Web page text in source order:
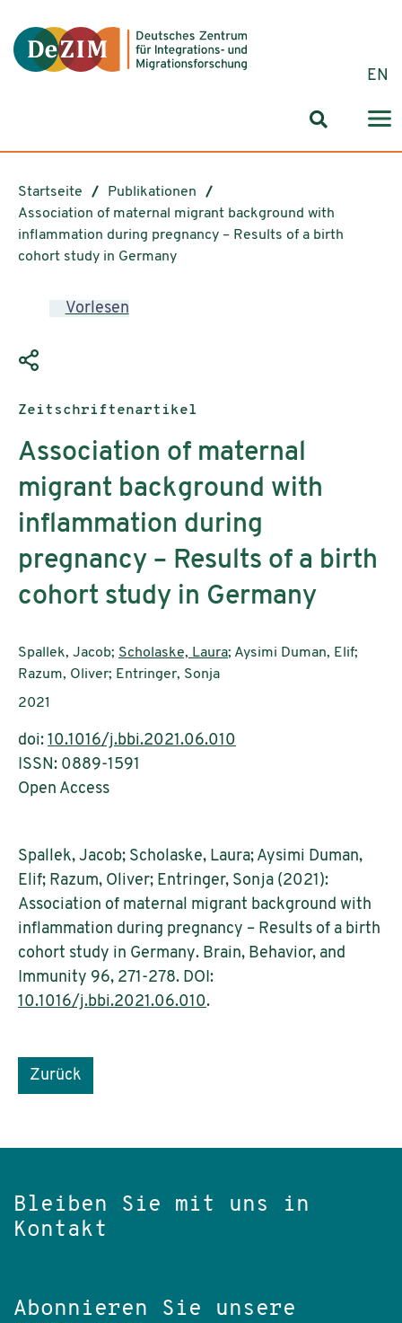
EN
Startseite
Publikationen
Association of maternal migrant background with
inflammation during pregnancy – Results of a birth
cohort study in Germany
Vorlesen
Publikationstyp:
Zeitschriftenartikel
Association of maternal
migrant background with
inflammation during
pregnancy – Results of a birth
cohort study in Germany
AutorInnen:
Spallek, Jacob; Scholaske, Laura; Aysimi Duman, Elif;
Razum, Oliver; Entringer, Sonja
Publikationsjahr:
2021
doi: 10.1016/j.bbi.2021.06.010
ISSN: 0889-1591
Open Access
Spallek, Jacob; Scholaske, Laura; Aysimi Duman,
Elif; Razum, Oliver; Entringer, Sonja (2021):
Association of maternal migrant background with
inflammation during pregnancy – Results of a birth
cohort study in Germany. Brain, Behavior, and
Immunity 96, 271-278. DOI:
10.1016/j.bbi.2021.06.010.
Zurück
Bleiben Sie mit uns in
Kontakt
Abonnieren Sie unsere